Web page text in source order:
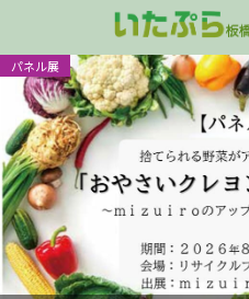
パネル展 施設のご案内
屋上
3階 多目的室/処理ゾーン
2階 ラウンジフロア
1階 リユース品販売
不用品の受入
家具の受入
衣類・雑貨類の受け入れ
拠点回収
リユース品販売
「いたぷらショップ」
講座・イベント情
講演会
講座／ワークショップ
イベント
いたぷらプレイランド
コミュニティ活動
コンポスト
グリーンカーテン